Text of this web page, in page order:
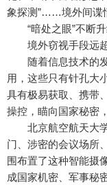
象探测”……境外间谍
“暗处之眼”不断升
境外窃视手段远超
随着信息技术的发
用，这些只有针孔大
具有极易获取、携带
操控，瞄向国家秘密
北京航空航天大学
门、涉密的会议场所
围布置了这种智能摄
成国家机密、军事秘